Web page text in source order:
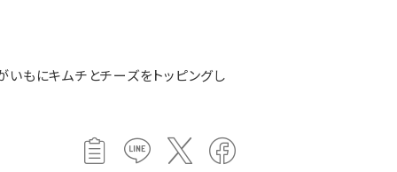
いもにキムチとチーズをトッピングし